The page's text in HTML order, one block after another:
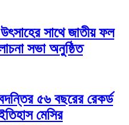
সাথে জাতীয় ফল
সভা অনুষ্ঠিত
৫৬ বছরের রেকর্ড
মেসির